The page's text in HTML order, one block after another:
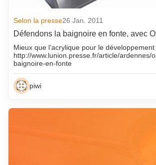
Selon la presse26 Jan. 2011
Défendons la baignoire en fonte, avec
Mieux que l’acrylique pour le développement
http://www.lunion.presse.fr/article/ardennes/
baignoire-en-fonte
piwi